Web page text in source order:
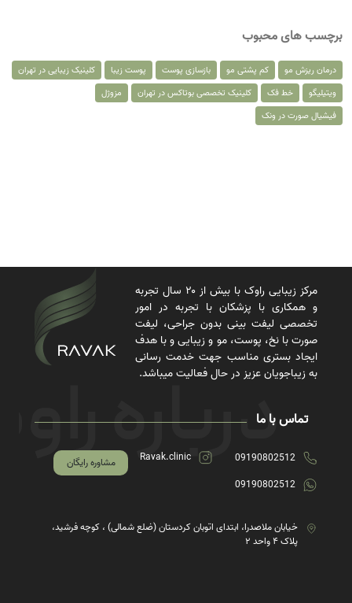
برچسب های محبوب
درمان ریزش مو کم پشتی مو بازسازی پوست پوست زیبا
کلینیک زیبایی در تهران
ویتیلیگو
خط فک کلینیک تخصصی بوتاکس در تهران
مزوژل
فیشیال صورت در ونک
مرکز زیبایی راوک با بیش از ۲۰ سال تجربه
و همکاری با پزشکان با تجربه در امور
تخصصی لیفت بینی بدون جراحی، لیفت
صورت با نخ، پوست، مو و زیبایی و با هدف
ایجاد بستری مناسب جهت خدمت رسانی
به زیباجویان عزیز در حال فعالیت میباشد.
تماس با ما
09190802512
09190802512
Ravak.clinic مشاوره رایگان
خیابان ملاصدرا، ابتدای اتوبان کردستان (ضلع شمالی) ، کوچه فرشید،
پلاک ۴ واحد ۲